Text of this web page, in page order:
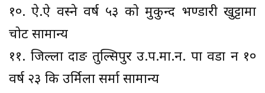
१०. ऐ.ऐ वस्ने वर्ष ५३ को मुकुन्द भण्डारी खुट्टामा
चोट सामान्य
११. जिल्ला दाङ तुल्सिपुर उ.प.मा.न. पा वडा न १०
वर्ष २३ कि उर्मिला सर्मा सामान्य